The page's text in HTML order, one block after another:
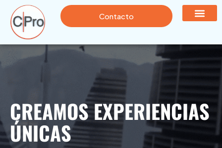
Contacto
CREAMOS EXPERIENCIAS
ÚNICAS